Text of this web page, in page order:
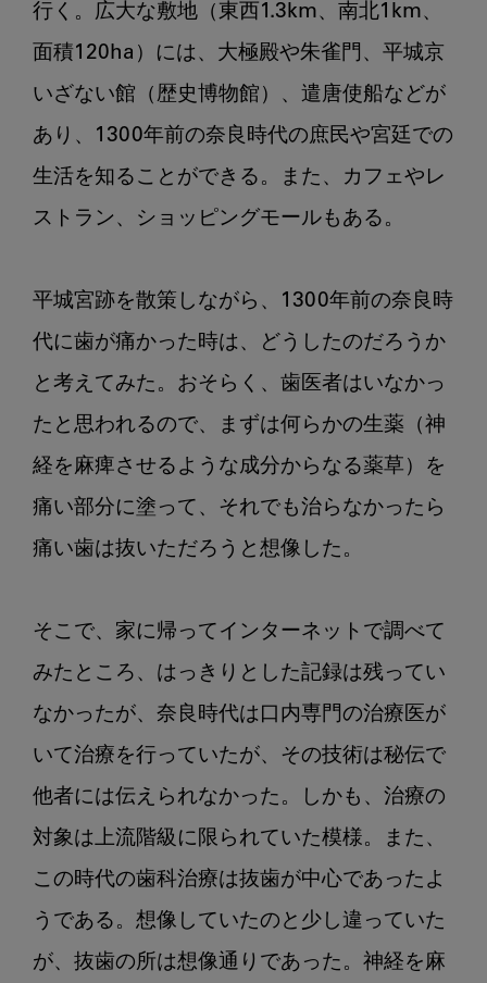
の
世
第
1
奈
良
に
思
い
を
馳
せ
て
～
年
歯
科
療
は？
行く。広大な敷地（東西1.3km、南北1km、
面積120ha）には、大極殿や朱雀門、平城京
いざない館（歴史博物館）、遣唐使船などが
あり、1300年前の奈良時代の庶民や宮廷での
生活を知ることができる。また、カフェやレ
ストラン、ショッピングモールもある。
平城宮跡を散策しながら、1300年前の奈良時
代に歯が痛かった時は、どうしたのだろうか
と考えてみた。おそらく、歯医者はいなかっ
たと思われるので、まずは何らかの生薬（神
経を麻痺させるような成分からなる薬草）を
痛い部分に塗って、それでも治らなかったら
痛い歯は抜いただろうと想像した。
そこで、家に帰ってインターネットで調べて
みたところ、はっきりとした記録は残ってい
なかったが、奈良時代は口内専門の治療医が
いて治療を行っていたが、その技術は秘伝で
他者には伝えられなかった。しかも、治療の
対象は上流階級に限られていた模様。また、
この時代の歯科治療は抜歯が中心であったよ
うである。想像していたのと少し違っていた
が、抜歯の所は想像通りであった。神経を麻